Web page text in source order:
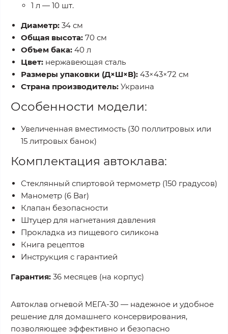
1 л — 10 шт.
Диаметр: 34 см
Общая высота: 70 см
Объем бака: 40 л
Цвет: нержавеющая сталь
Размеры упаковки (Д×Ш×В): 43×43×72 см
Страна производитель: Украина
Особенности модели:
Увеличенная вместимость (30 поллитровых или
15 литровых банок)
Комплектация автоклава:
Стеклянный спиртовой термометр (150 градусов)
Манометр (6 Bar)
Клапан безопасности
Штуцер для нагнетания давления
Прокладка из пищевого силикона
Книга рецептов
Инструкция с гарантией
Гарантия: 36 месяцев (на корпус)
Автоклав огневой МЕГА-30 — надежное и удобное
решение для домашнего консервирования,
позволяющее эффективно и безопасно